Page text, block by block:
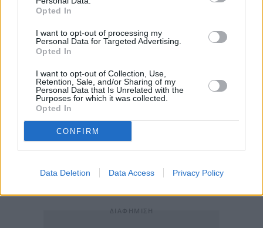
Opted In
I want to opt-out of processing my
Personal Data for Targeted Advertising.
Opted In
I want to opt-out of Collection, Use,
Retention, Sale, and/or Sharing of my
Personal Data that Is Unrelated with the
Purposes for which it was collected.
Opted In
CONFIRM
Data Deletion Data Access Privacy Policy
«Ο χώρος αυτός θα αποτελέσει ένα ασφαλές
καταφύγιο για γυναίκες που χρειάζονται
στήριξη και ενδυνάμωση. Οι νέοι χώροι θα
αποτελέσουν τόπους εκμάθησης, δημιουργίας
και ελπίδας για πολλές γυναίκες.»
Συμπληρωματικές παρεμβάσεις σε